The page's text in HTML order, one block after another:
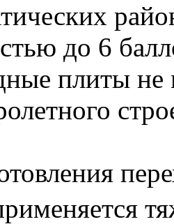
до 6
плиты не